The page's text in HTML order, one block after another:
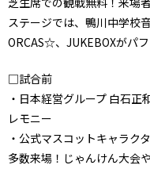
ステージでは、鴨川中学校
ORCAS☆、JUKEBOXがパ
□試合前
・日本経営グループ 白石
レモニー
・公式マスコットキャラク
多数来場！じゃんけん大会